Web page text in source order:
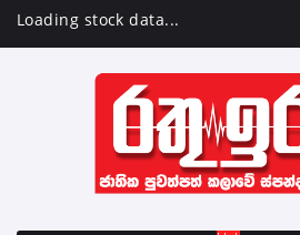
Loading stock data...